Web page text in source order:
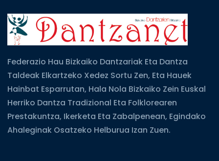
Federazio Hau Bizkaiko Dantzariak Eta Dantza
Taldeak Elkartzeko Xedez Sortu Zen, Eta Hauek
Hainbat Esparrutan, Hala Nola Bizkaiko Zein Euskal
Herriko Dantza Tradizional Eta Folklorearen
Prestakuntza, Ikerketa Eta Zabalpenean, Egindako
Ahaleginak Osatzeko Helburua Izan Zuen.